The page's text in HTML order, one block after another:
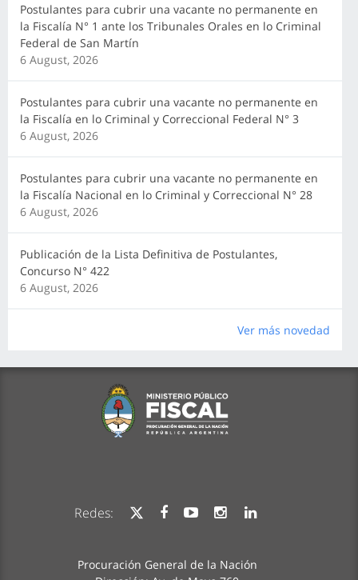
Postulantes para cubrir una vacante no permanente en
la Fiscalía N° 1 ante los Tribunales Orales en lo Criminal
Federal de San Martín
6 August, 2026
Postulantes para cubrir una vacante no permanente en
la Fiscalía en lo Criminal y Correccional Federal N° 3
6 August, 2026
Postulantes para cubrir una vacante no permanente en
la Fiscalía Nacional en lo Criminal y Correccional N° 28
6 August, 2026
Publicación de la Lista Definitiva de Postulantes,
Concurso N° 422
6 August, 2026
Ver más novedad
Redes:
Procuración General de la Nación